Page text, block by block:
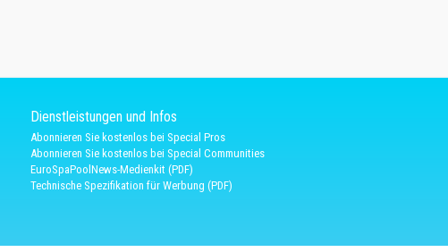
Dienstleistungen und Infos
Abonnieren Sie kostenlos bei Special Pros
Abonnieren Sie kostenlos bei Special Communities
EuroSpaPoolNews-Medienkit (PDF)
Technische Spezifikation für Werbung (PDF)